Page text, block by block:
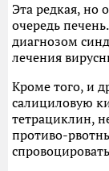
Эта редкая, но
очередь
диагнозом
лечения
Кроме того, и
салициловую
тетрациклин,
противо-